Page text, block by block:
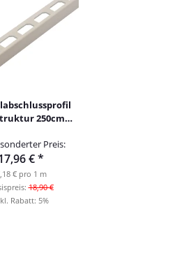
250cm
Preis:
€*
€ pro 1 m
18,90 €
Rabatt: 5%